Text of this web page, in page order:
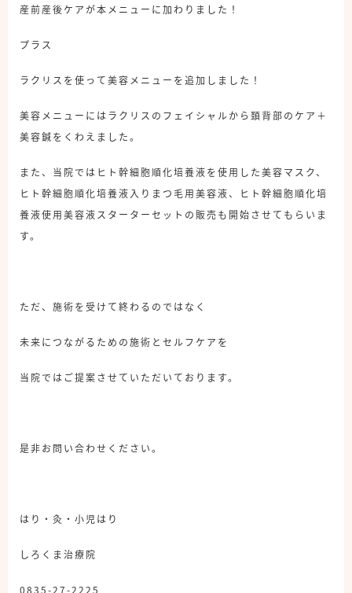
産前産後ケアが本メニューに加わりました！
プラス
ラクリスを使って美容メニューを追加しました！
美容メニューにはラクリスのフェイシャルから頚背部のケア＋
美容鍼をくわえました。
また、当院ではヒト幹細胞順化培養液を使用した美容マスク、
ヒト幹細胞順化培養液入りまつ毛用美容液、ヒト幹細胞順化培
養液使用美容液スターターセットの販売も開始させてもらいま
す。
ただ、施術を受けて終わるのではなく
未来につながるための施術とセルフケアを
当院ではご提案させていただいております。
是非お問い合わせください。
はり・灸・小児はり
しろくま治療院
0835-27-2225